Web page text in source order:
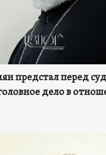
предстал перед
дело в